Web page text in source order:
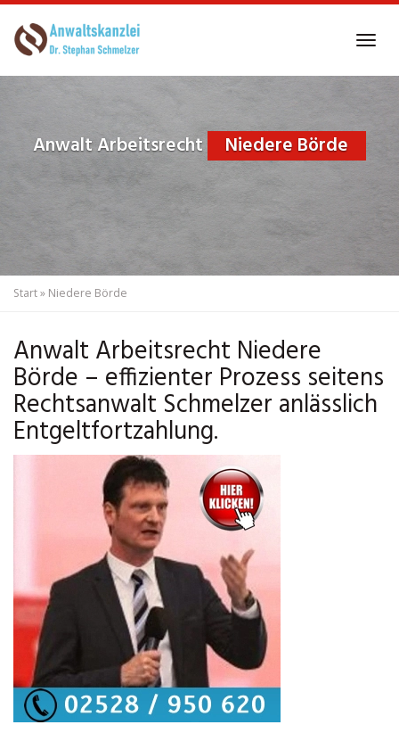
to
Anwalt Arbeitsrecht Niedere Börde
Start» Niedere Börde
Anwalt Arbeitsrecht Niedere
Börde – effizienter Prozess seitens
Rechtsanwalt Schmelzer anlässlich
Entgeltfortzahlung.